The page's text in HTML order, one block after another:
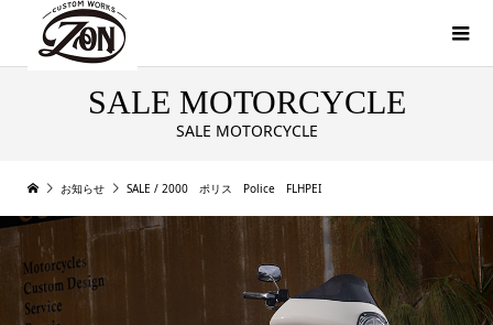
SALE MOTORCYCLE
SALE MOTORCYCLE
お知らせ SALE / 2000 ポリス Police FLHPEI